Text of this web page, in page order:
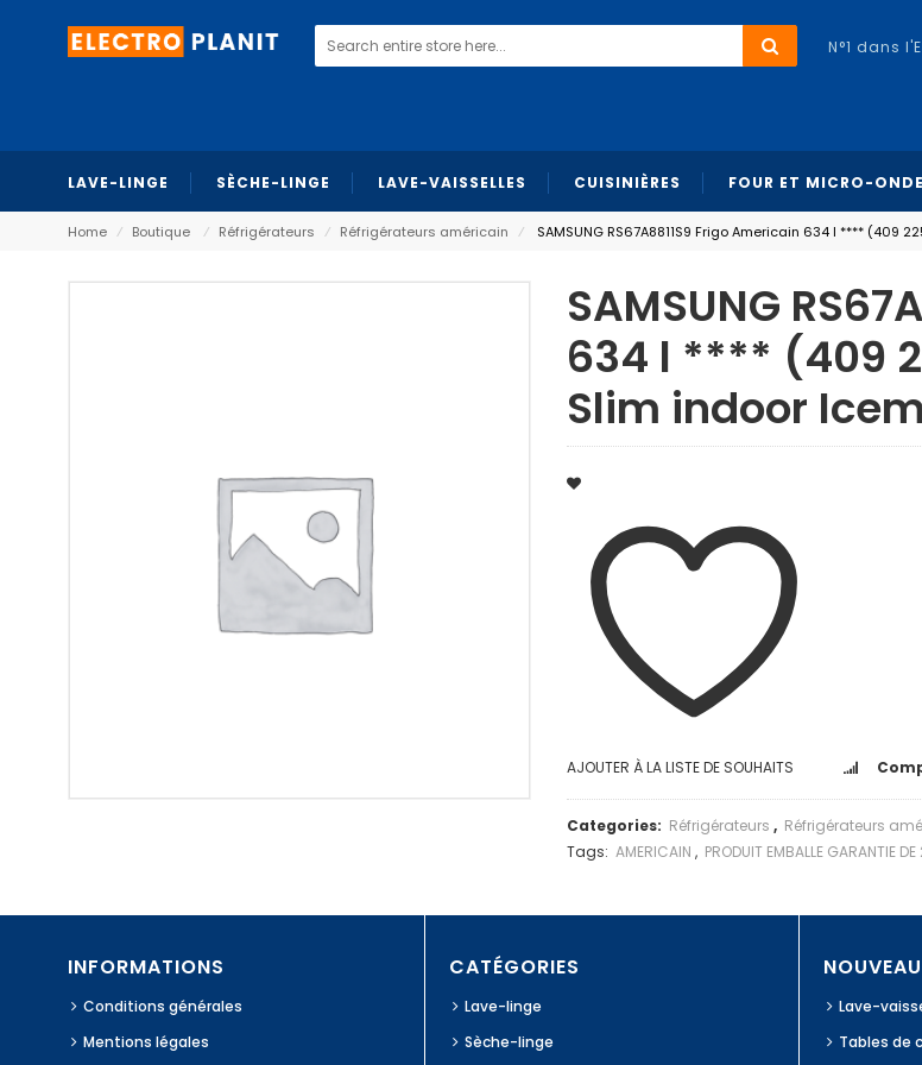
N°1 dans
LAVE-LINGE SÈCHE-LINGE LAVE-VAISSELLES CUISINIÈRES FOUR ET MICRO-
Home ⁄ Boutique ⁄ Réfrigérateurs ⁄ Réfrigérateurs américain ⁄ SAMSUNG RS67A8811S9 Frigo Americain 634 l **** (409
SAMSUNG
634 l **** (409
Slim indoor
AJOUTER À LA LISTE DE SOUHAITS
Categories: Réfrigérateurs , Réfrigérateurs
Tags: AMERICAIN , PRODUIT EMBALLE GARANTIE DE
INFORMATIONS
Conditions générales
Mentions légales
CATÉGORIES
Lave-linge
Sèche-linge
Lave-
Tables de